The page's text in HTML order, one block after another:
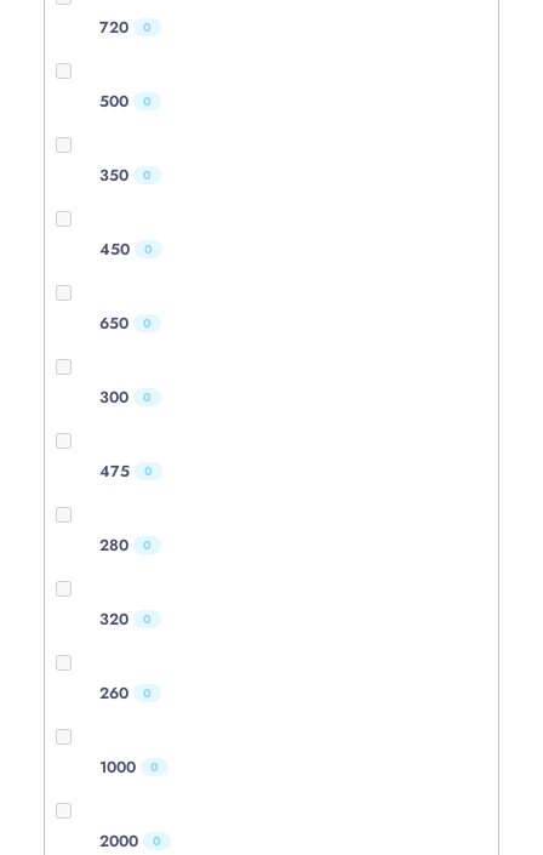
720 0
500 0
350 0
450 0
650 0
300 0
475 0
280 0
320 0
260 0
1000 0
2000 0